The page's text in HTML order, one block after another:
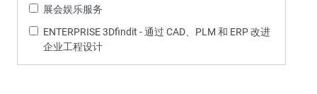
展会娱乐服务
ENTERPRISE 3Dfindit - 通过 CAD、PLM 和 ERP 改进
企业工程设计